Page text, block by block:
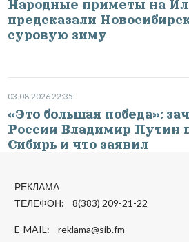
Народные приметы на
предсказали
суровую зиму
03.08.2026 22:35
«Это большая победа»:
России Владимир Путин
Сибирь и что заявил
РЕКЛАМА
ТЕЛЕФОН: 8(383) 209-21-22
E-MAIL: reklama@sib.fm